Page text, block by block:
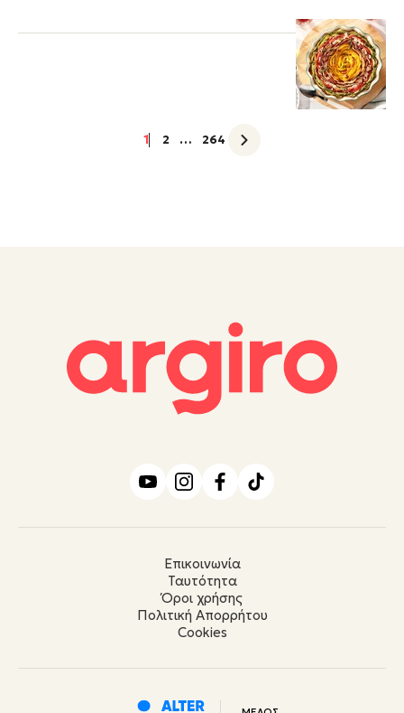
1 2 … 264
Επικοινωνία
Ταυτότητα
Όροι χρήσης
Πολιτική Απορρήτου
Cookies